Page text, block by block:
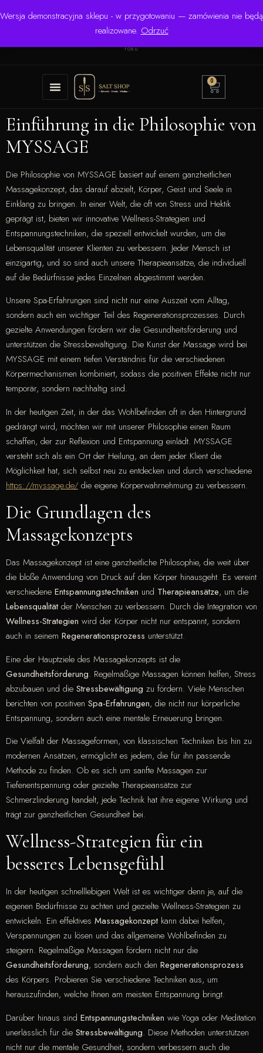
Wersja demonstracyjna sklepu - w przygotowaniu — zamówienia nie będą
realizowane. Odrzuć
☎ +48 506 504 900
✉
krzysztof.lipinski@salinarium.com
Pon.–Pt. 8:00–16:00 | Bezpośredni importer od 1999
roku
0
Einführung in die Philosophie von
MYSSAGE
Die Philosophie von MYSSAGE basiert auf einem ganzheitlichen
Massagekonzept, das darauf abzielt, Körper, Geist und Seele in
Einklang zu bringen. In einer Welt, die oft von Stress und Hektik
geprägt ist, bieten wir innovative Wellness-Strategien und
Entspannungstechniken, die speziell entwickelt wurden, um die
Lebensqualität unserer Klienten zu verbessern. Jeder Mensch ist
einzigartig, und so sind auch unsere Therapieansätze, die individuell
auf die Bedürfnisse jedes Einzelnen abgestimmt werden.
Unsere Spa-Erfahrungen sind nicht nur eine Auszeit vom Alltag,
sondern auch ein wichtiger Teil des Regenerationsprozesses. Durch
gezielte Anwendungen fördern wir die Gesundheitsförderung und
unterstützen die Stressbewältigung. Die Kunst der Massage wird bei
MYSSAGE mit einem tiefen Verständnis für die verschiedenen
Körpermechanismen kombiniert, sodass die positiven Effekte nicht nur
temporär, sondern nachhaltig sind.
In der heutigen Zeit, in der das Wohlbefinden oft in den Hintergrund
gedrängt wird, möchten wir mit unserer Philosophie einen Raum
schaffen, der zur Reflexion und Entspannung einlädt. MYSSAGE
versteht sich als ein Ort der Heilung, an dem jeder Klient die
Möglichkeit hat, sich selbst neu zu entdecken und durch verschiedene
https://myssage.de/ die eigene Körperwahrnehmung zu verbessern.
Die Grundlagen des
Massagekonzepts
Das Massagekonzept ist eine ganzheitliche Philosophie, die weit über
die bloße Anwendung von Druck auf den Körper hinausgeht. Es vereint
verschiedene Entspannungstechniken und Therapieansätze, um die
Lebensqualitätder Menschen zu verbessern. Durch die Integration von
Wellness-Strategien wird der Körper nicht nur entspannt, sondern
auch in seinem Regenerationsprozess unterstützt.
Eine der Hauptziele des Massagekonzepts ist die
Gesundheitsförderung. Regelmäßige Massagen können helfen, Stress
abzubauen und die Stressbewältigung zu fördern. Viele Menschen
berichten von positiven Spa-Erfahrungen, die nicht nur körperliche
Entspannung, sondern auch eine mentale Erneuerung bringen.
Die Vielfalt der Massageformen, von klassischen Techniken bis hin zu
modernen Ansätzen, ermöglicht es jedem, die für ihn passende
Methode zu finden. Ob es sich um sanfte Massagen zur
Tiefenentspannung oder gezielte Therapieansätze zur
Schmerzlinderung handelt, jede Technik hat ihre eigene Wirkung und
trägt zur ganzheitlichen Gesundheit bei.
Wellness-Strategien für ein
besseres Lebensgefühl
In der heutigen schnelllebigen Welt ist es wichtiger denn je, auf die
eigenen Bedürfnisse zu achten und gezielte Wellness-Strategien zu
entwickeln. Ein effektives Massagekonzeptkann dabei helfen,
Verspannungen zu lösen und das allgemeine Wohlbefinden zu
steigern. Regelmäßige Massagen fördern nicht nur die
Gesundheitsförderung, sondern auch den Regenerationsprozess
des Körpers. Probieren Sie verschiedene Techniken aus, um
herauszufinden, welche Ihnen am meisten Entspannung bringt.
Darüber hinaus sind Entspannungstechniken wie Yoga oder Meditation
unerlässlich für die Stressbewältigung. Diese Methoden unterstützen
nicht nur die mentale Gesundheit, sondern verbessern auch die